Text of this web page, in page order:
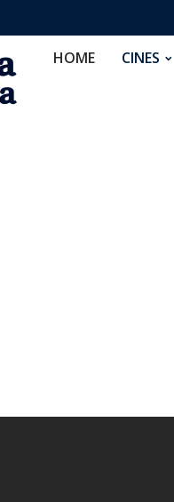
HOME CINES